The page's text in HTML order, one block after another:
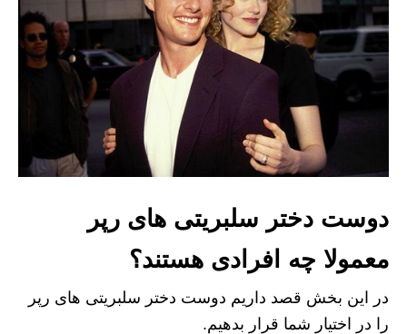
دوست دختر سلبریتی های رپر
معمولا چه افرادی هستند؟
در این بخش قصد داریم دوست دختر سلبریتی های رپر
را در اختیار شما قرار بدهیم.